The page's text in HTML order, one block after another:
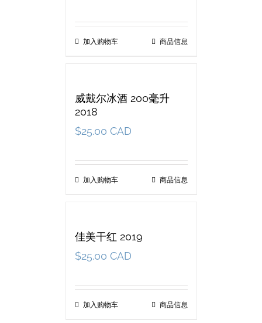
加入购物车 商品信息
威戴尔冰酒 200毫升
2018
$25.00 CAD
加入购物车 商品信息
佳美干红 2019
$25.00 CAD
加入购物车 商品信息